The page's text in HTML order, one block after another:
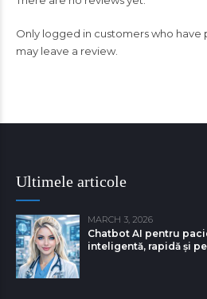
Only logged in customers who
may leave a review.
Ultimele articole
MARCH 3, 2026
Chatbot AI pentru
inteligentă, rapidă și